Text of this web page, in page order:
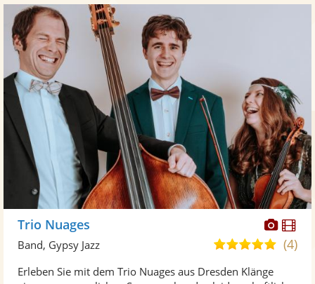
Trio Nuages
5,0(4)
Band, Gypsy Jazz
Erleben Sie mit dem Trio Nuages aus Dresden Klänge